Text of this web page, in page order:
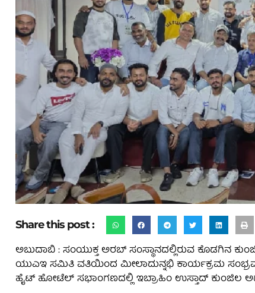
Share this post :
ಅಬುದಾಬಿ : ಸಂಯುಕ್ತ ಅರಬ್ ಸಂಸ್ಥಾನದಲ್ಲಿರುವ ಕೊಡಗಿನ
ಯುಎಇ ಸಮಿತಿ ವತಿಯಿಂದ ಮೀಲಾದುನ್ನಭಿ ಕಾರ್ಯಕ್ರಮ
ಹೈಟ್ ಹೋಟೆಲ್ ಸಭಾಂಗಣದಲ್ಲಿ ಇಬ್ರಾಹಿಂ ಉಸ್ತಾದ್ ಕುಂಜಿಲ